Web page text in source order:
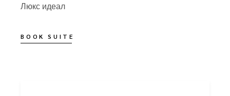
Люкс идеал
BOOK SUITE